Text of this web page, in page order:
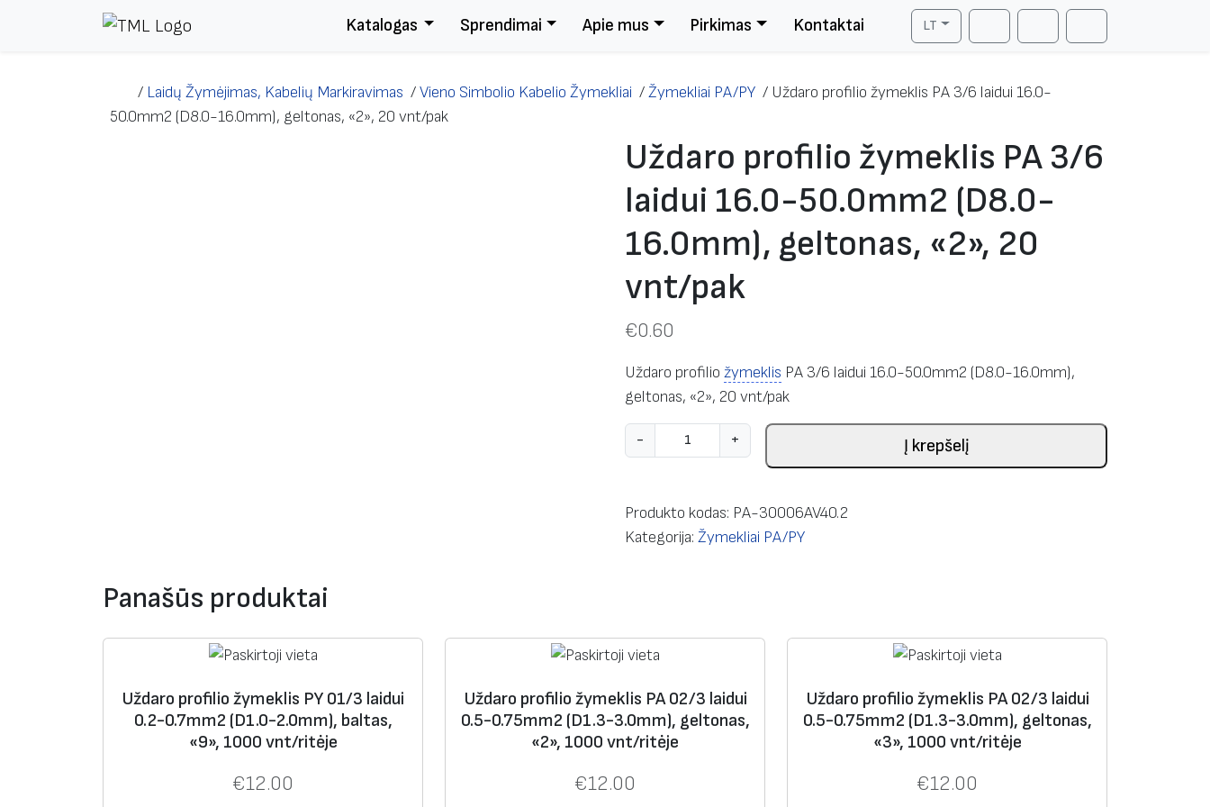
Katalogas Sprendimai Apie mus Pirkimas Kontaktai
LT
Search AccountCart
/ Laidų Žymėjimas, Kabelių Markiravimas /Vieno Simbolio Kabelio Žymekliai /Žymekliai PA/PY/ Uždaro profilio žymeklis PA 3/6 laidui 16.0-
50.0mm2 (D8.0-16.0mm), geltonas, «2», 20 vnt/pak
Uždaro profilio žymeklis PA 3/6
laidui 16.0-50.0mm2 (D8.0-
16.0mm), geltonas, «2», 20
vnt/pak
€0.60
Uždaro profiliožymeklis PA 3/6 laidui 16.0-50.0mm2 (D8.0-16.0mm),
geltonas, «2», 20 vnt/pak
-
r
d
u
k
i
s
:
+ Į krepšelį
Produkto kodas: PA-30006AV40.2
Kategorija:Žymekliai PA/PY
Panašūs produktai
Uždaro profilio žymeklis PY 01/3 laidui
0.2-0.7mm2 (D1.0-2.0mm), baltas,
«9», 1000 vnt/ritėje
€12.00
Uždaro profilio žymeklis PA 02/3 laidui
0.5-0.75mm2 (D1.3-3.0mm), geltonas,
«2», 1000 vnt/ritėje
€12.00
Uždaro profilio žymeklis PA 02/3 laidui
0.5-0.75mm2 (D1.3-3.0mm), geltonas,
«3», 1000 vnt/ritėje
€12.00